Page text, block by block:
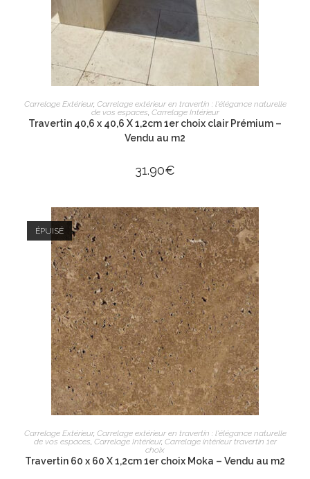
AJOUTER AU PANIER
Carrelage Extérieur, Carrelage extérieur en travertin : l'élégance naturelle
de vos espaces Carrelage Intérieur
Travertin 40,6 x 40,6 X 1,2cm 1er choix clair Prémium –
Vendu au m2
31.90€
ÉPUISÉ
LIRE LA SUITE
Carrelage Extérieur, Carrelage extérieur en travertin : l'élégance naturelle
de vos espaces, Carrelage Intérieur, Carrelage intérieur travertin 1er
choix
Travertin 60 x 60 X 1,2cm 1er choix Moka – Vendu au m2